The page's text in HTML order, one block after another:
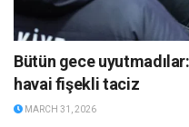
Bütün gece uyutmadılar:
havai fişekli taciz
MARCH 31, 2026